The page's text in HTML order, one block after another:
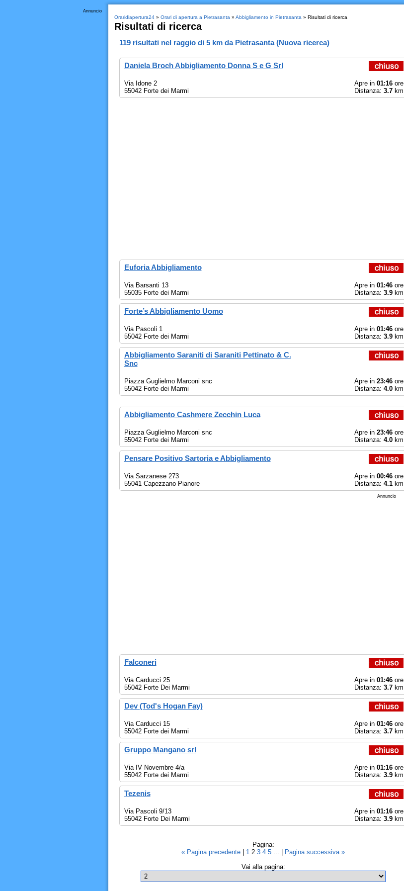
Annuncio
Oraridiapertura24» Orari di apertura a Pietrasanta » Abbigliamento in Pietrasanta » Risultati di ricerca
Risultati di ricerca
119risultati nel raggio di 5 kmda Pietrasanta (Nuova ricerca)
Daniela Broch Abbigliamento Donna S e G Srl
Via Idone 2
55042 Forte dei Marmi
Apre in 01:16ore
Distanza: 3.7km
Euforia Abbigliamento
Via Barsanti 13
55035 Forte dei Marmi
Apre in 01:46ore
Distanza: 3.9km
Forte’s Abbigliamento Uomo
Via Pascoli 1
55042 Forte dei Marmi
Apre in 01:46ore
Distanza: 3.9km
Abbigliamento Saraniti di Saraniti Pettinato & C.
Snc
Piazza Guglielmo Marconi snc
55042 Forte dei Marmi
Apre in 23:46ore
Distanza: 4.0km
Abbigliamento Cashmere Zecchin Luca
Piazza Guglielmo Marconi snc
55042 Forte dei Marmi
Apre in 23:46ore
Distanza: 4.0km
Pensare Positivo Sartoria e Abbigliamento
Via Sarzanese 273
55041 Capezzano Pianore
Apre in 00:46ore
Distanza: 4.1km
Annuncio
Falconeri
Via Carducci 25
55042 Forte Dei Marmi
Apre in 01:46ore
Distanza: 3.7km
Dev (Tod's Hogan Fay)
Via Carducci 15
55042 Forte dei Marmi
Apre in 01:46ore
Distanza: 3.7km
Gruppo Mangano srl
Via IV Novembre 4/a
55042 Forte dei Marmi
Apre in 01:16ore
Distanza: 3.9km
Tezenis
Via Pascoli 9/13
55042 Forte Dei Marmi
Apre in 01:16ore
Distanza: 3.9km
Pagina:
« Pagina precedente
1 2 3 4 5 ... |
Pagina successiva »
Vai alla pagina: